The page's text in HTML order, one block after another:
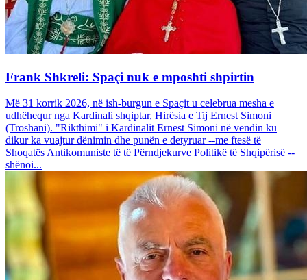
Frank Shkreli: Spaçi nuk e mposhti shpirtin
Më 31 korrik 2026, në ish-burgun e Spaçit u celebrua mesha e
udhëhequr nga Kardinali shqiptar, Hirësia e Tij Ernest Simoni
(Troshani). "Rikthimi" i Kardinalit Ernest Simoni në vendin ku
dikur ka vuajtur dënimin dhe punën e detyruar --me ftesë të
Shoqatës Antikomuniste të të Përndjekurve Politikë të Shqipërisë --
shënoi...